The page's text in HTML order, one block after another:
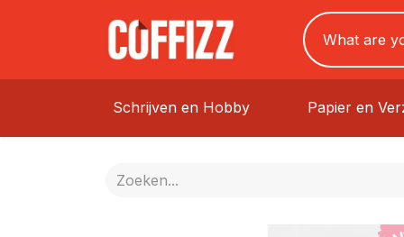
Schrijven en Hobby Papier en